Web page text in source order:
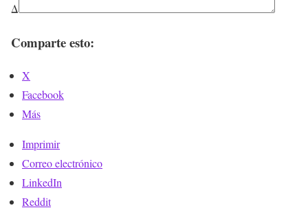
Δ
Comparte esto:
X
Facebook
Más
Imprimir
Correo electrónico
LinkedIn
Reddit